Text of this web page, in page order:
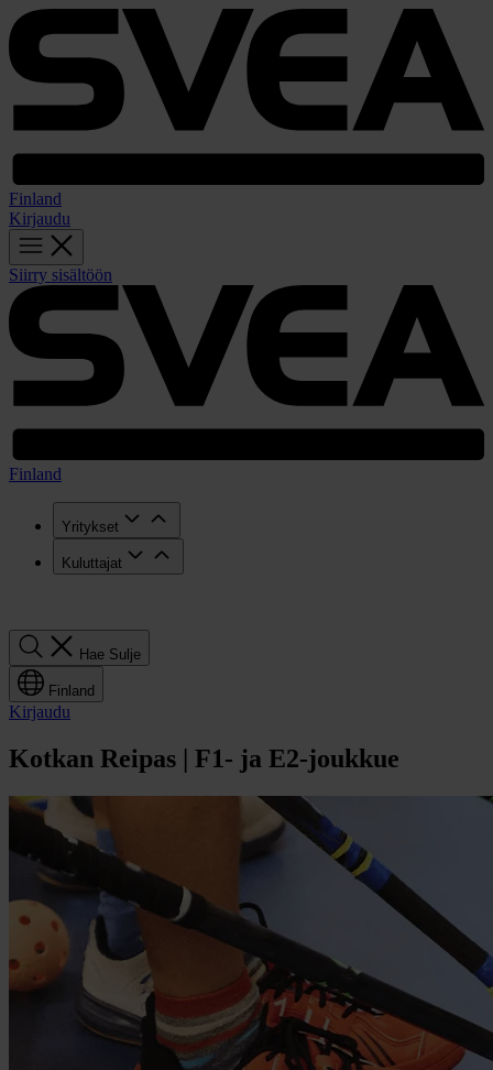
Finland
Kirjaudu
Siirry sisältöön
Finland
Yritykset
Kuluttajat
Hae Sulje
Finland
Kirjaudu
Kotkan Reipas | F1- ja E2-joukkue